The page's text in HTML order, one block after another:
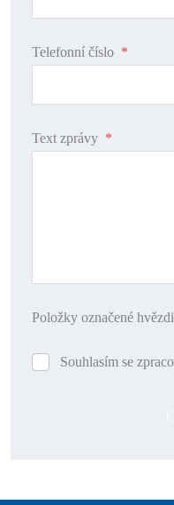
Telefonní číslo *
Text zprávy *
Položky označené
Souhlasím
Souhlasím se